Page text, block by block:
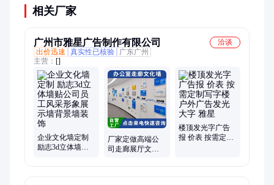
相关厂家
广州市雅星广告制作有限公司
洽谈
出价迅速
真实性已核验
广东广州
主营： []
企业文化墙定制
励志3d立体墙贴
厂家定做高端公
司走廊展厅文化
楼顶发光字广告
报 价表 按需定制